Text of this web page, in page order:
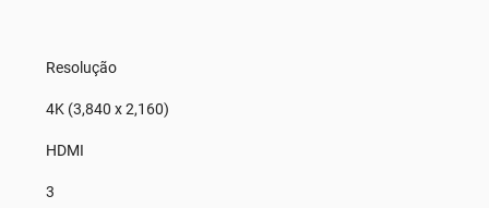
Resolução
4K (3,840 x 2,160)
HDMI
3